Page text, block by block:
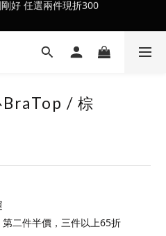
超取免運
超取免運
BraTop / 棕
二件半價，三件以上65折